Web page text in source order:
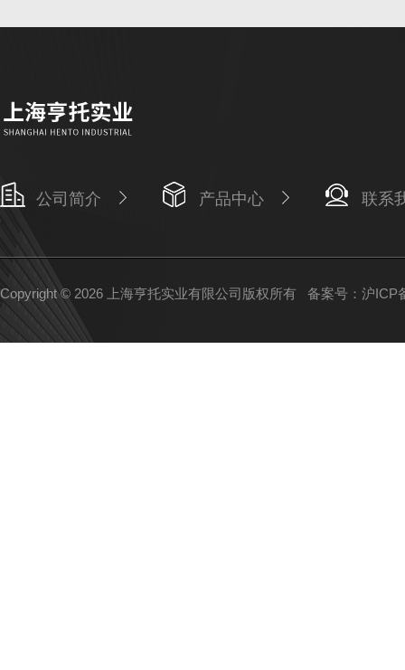
公司简介 产品中心 联系
Copyright © 2026 上海亨托实业有限公司版权所有 备案号：沪ICP